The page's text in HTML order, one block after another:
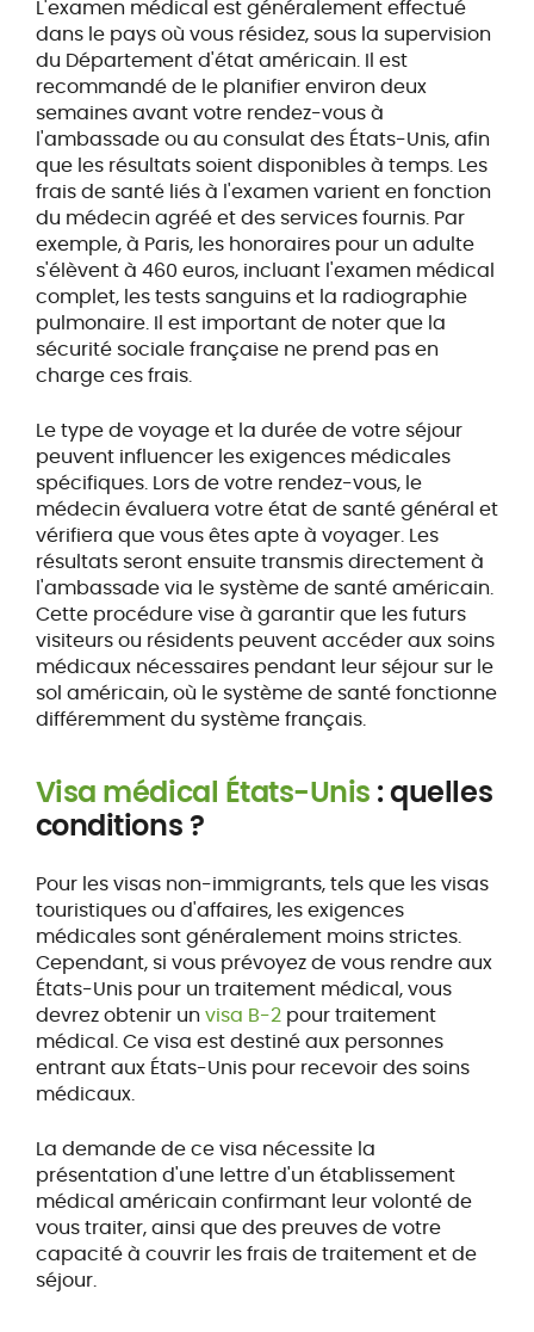
L'examen médical est généralement effectué
dans le pays où vous résidez, sous la supervision
du Département d'état américain. Il est
recommandé de le planifier environ deux
semaines avant votre rendez-vous à
l'ambassade ou au consulat des États-Unis, afin
que les résultats soient disponibles à temps. Les
frais de santé liés à l'examen varient en fonction
du médecin agréé et des services fournis. Par
exemple, à Paris, les honoraires pour un adulte
s'élèvent à 460 euros, incluant l'examen médical
complet, les tests sanguins et la radiographie
pulmonaire. Il est important de noter que la
sécurité sociale française ne prend pas en
charge ces frais.
Le type de voyage et la durée de votre séjour
peuvent influencer les exigences médicales
spécifiques. Lors de votre rendez-vous, le
médecin évaluera votre état de santé général et
vérifiera que vous êtes apte à voyager. Les
résultats seront ensuite transmis directement à
l'ambassade via le système de santé américain.
Cette procédure vise à garantir que les futurs
visiteurs ou résidents peuvent accéder aux soins
médicaux nécessaires pendant leur séjour sur le
sol américain, où le système de santé fonctionne
différemment du système français.
Visa médical États-Unis : quelles
conditions ?
Pour les visas non-immigrants, tels que les visas
touristiques ou d'affaires, les exigences
médicales sont généralement moins strictes.
Cependant, si vous prévoyez de vous rendre aux
États-Unis pour un traitement médical, vous
devrez obtenir un visa B-2pour traitement
médical. Ce visa est destiné aux personnes
entrant aux États-Unis pour recevoir des soins
médicaux.
La demande de ce visa nécessite la
présentation d'une lettre d'un établissement
médical américain confirmant leur volonté de
vous traiter, ainsi que des preuves de votre
capacité à couvrir les frais de traitement et de
séjour.